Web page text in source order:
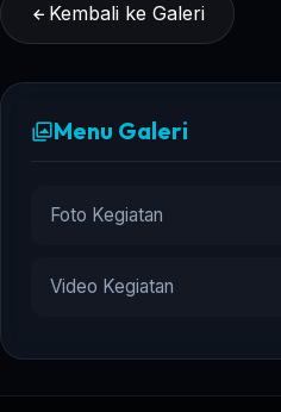
Kembali ke Galeri
Menu Galeri
Foto Kegiatan
Video Kegiatan